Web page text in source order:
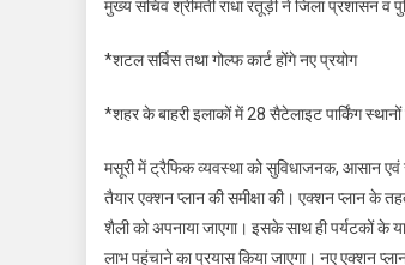
मुख्य सचिव श्रीमती राधा रतूड़ी ने जिला प्रशासन व
*शटल सर्विस तथा गोल्फ कार्ट होंगे नए प्रयोग
*शहर के बाहरी इलाकों में 28 सैटेलाइट पार्किंग
मसूरी में ट्रैफिक व्यवस्था को सुविधाजनक, आसान एवं
तैयार एक्शन प्लान की समीक्षा की। एक्शन प्लान के
शैली को अपनाया जाएगा। इसके साथ ही पर्यटकों के
लाभ पहुंचाने का प्रयास किया जाएगा। नए एक्शन